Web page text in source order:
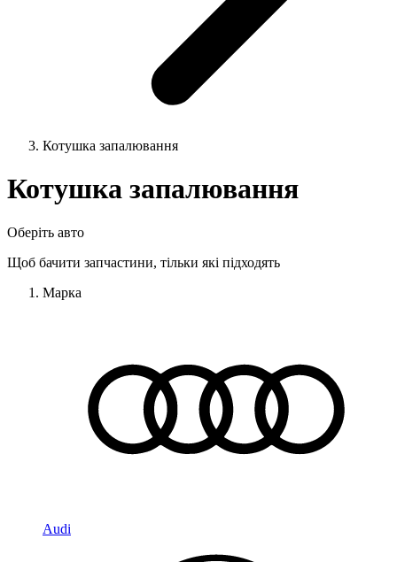
Котушка запалювання
Котушка запалювання
Оберіть авто
Щоб бачити запчастини, тільки які підходять
Марка
Audi